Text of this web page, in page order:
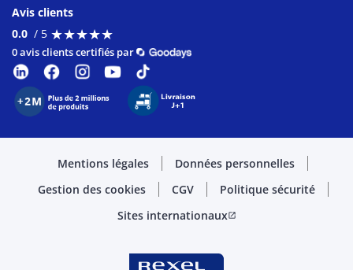
Avis clients
0.0 / 5 ★★★★★
★★★★★
0 avis clients certifiés par
Mentions légales
Données personnelles
Gestion des cookies
CGV
Politique sécurité
Sites internationauxopen_in_new